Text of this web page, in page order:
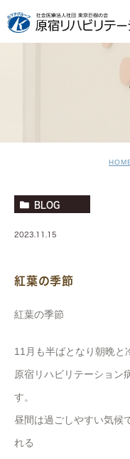
BLOG
2023.11.15
紅葉の季節
紅葉の季節
11月も半ばとなり朝晩と
原宿リハビリテーション
す。
昼間は過ごしやすい気候
れる